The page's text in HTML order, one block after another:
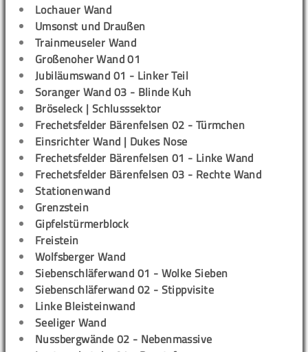
Lochauer Wand
Umsonst und Draußen
Trainmeuseler Wand
Großenoher Wand 01
Jubiläumswand 01 - Linker Teil
Soranger Wand 03 - Blinde Kuh
Bröseleck | Schlusssektor
Frechetsfelder Bärenfelsen 02 - Türmchen
Einsrichter Wand | Dukes Nose
Frechetsfelder Bärenfelsen 01 - Linke Wand
Frechetsfelder Bärenfelsen 03 - Rechte Wand
Stationenwand
Grenzstein
Gipfelstürmerblock
Freistein
Wolfsberger Wand
Siebenschläferwand 01 - Wolke Sieben
Siebenschläferwand 02 - Stippvisite
Linke Bleisteinwand
Seeliger Wand
Nussbergwände 02 - Nebenmassive